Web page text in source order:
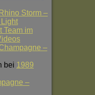
Storm –
Team im
–
bei 1989
–